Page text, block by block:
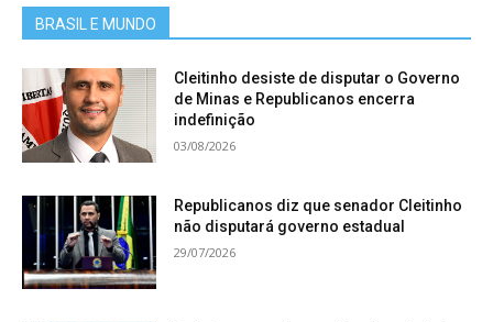
BRASIL E MUNDO
Cleitinho desiste de disputar o Governo
de Minas e Republicanos encerra
indefinição
03/08/2026
Republicanos diz que senador Cleitinho
não disputará governo estadual
29/07/2026